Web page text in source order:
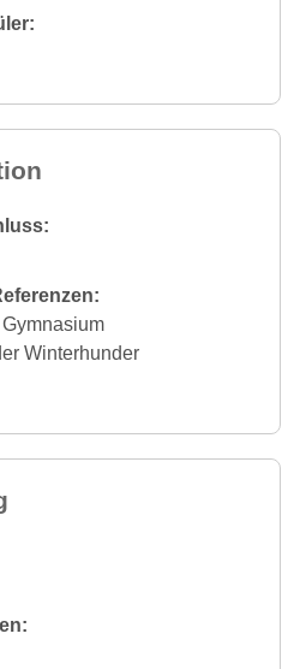
Winterhunder